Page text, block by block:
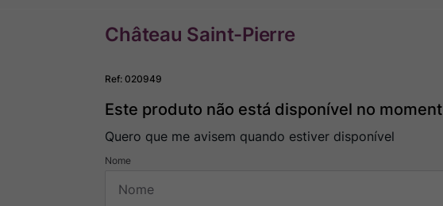
Château Saint-Pierre
Ref:020949
Este produto não está disponível no
Quero que me avisem quando estiver disponível